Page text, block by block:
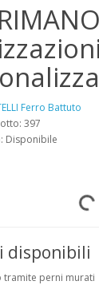
Ferro Battuto
397
Disponibile
disponibili
tramite perni murati